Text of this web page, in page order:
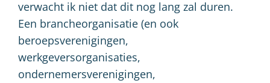
verwacht ik niet dat dit nog lang zal duren.
Een brancheorganisatie (en ook
beroepsverenigingen,
werkgeversorganisaties,
ondernemersverenigingen,